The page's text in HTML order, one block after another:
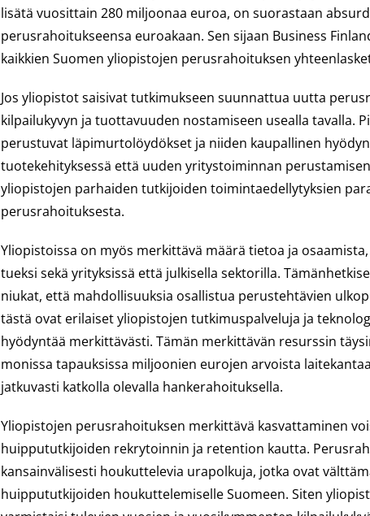
lisätä vuosittain 280 miljoonaa euroa, on suorastaan
perusrahoitukseensa euroakaan. Sen sijaan Business
kaikkien Suomen yliopistojen perusrahoituksen
Jos yliopistot saisivat tutkimukseen suunnattua uutta
kilpailukyvyn ja tuottavuuden nostamiseen usealla tavalla.
perustuvat läpimurtolöydökset ja niiden kaupallinen
tuotekehityksessä että uuden yritystoiminnan
yliopistojen parhaiden tutkijoiden toimintaedellytyksien
perusrahoituksesta.
Yliopistoissa on myös merkittävä määrä tietoa ja
tueksi sekä yrityksissä että julkisella sektorilla.
niukat, että mahdollisuuksia osallistua perustehtävien
tästä ovat erilaiset yliopistojen tutkimuspalveluja ja
hyödyntää merkittävästi. Tämän merkittävän resurssin
monissa tapauksissa miljoonien eurojen arvoista
jatkuvasti katkolla olevalla hankerahoituksella.
Yliopistojen perusrahoituksen merkittävä kasvattaminen
huippututkijoiden rekrytoinnin ja retention kautta.
kansainvälisesti houkuttelevia urapolkuja, jotka ovat
huippututkijoiden houkuttelemiselle Suomeen. Siten